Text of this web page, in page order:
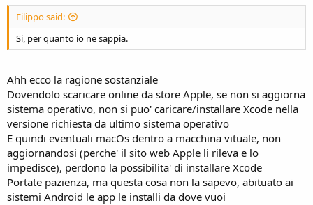
Filippo said:
Si, per quanto io ne sappia.
Ahh ecco la ragione sostanziale
Dovendolo scaricare online da store Apple, se non si aggiorna
sistema operativo, non si puo' caricare/installare Xcode nella
versione richiesta da ultimo sistema operativo
E quindi eventuali macOs dentro a macchina vituale, non
aggiornandosi (perche' il sito web Apple li rileva e lo
impedisce), perdono la possibilita' di installare Xcode
Portate pazienza, ma questa cosa non la sapevo, abituato ai
sistemi Android le app le installi da dove vuoi